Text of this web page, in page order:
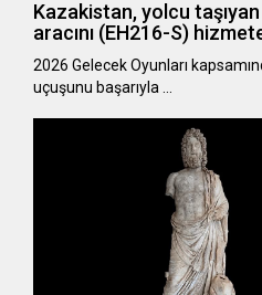
Kazakistan, yolcu
aracını (EH216-S)
2026 Gelecek Oyunları
uçuşunu başarıyla …